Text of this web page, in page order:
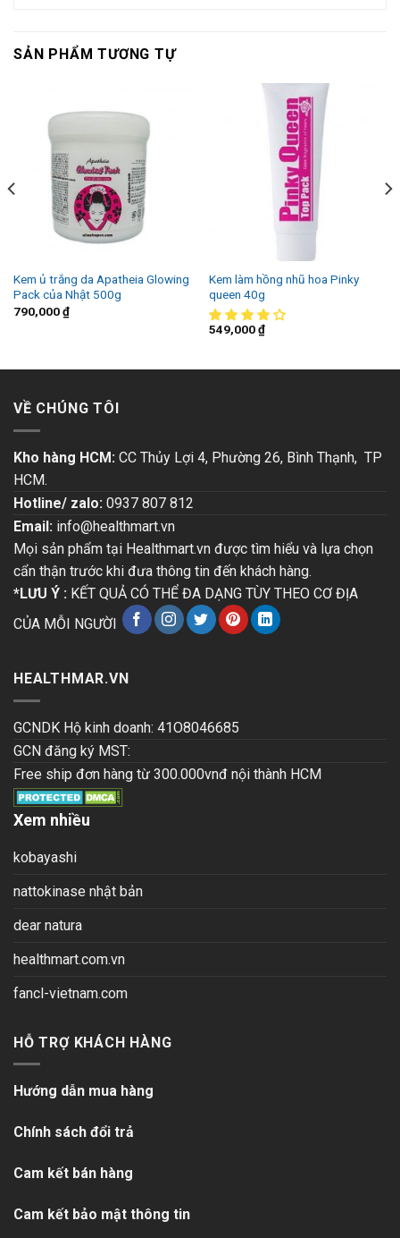
SẢN PHẨM TƯƠNG TỰ
Kem ủ trắng da Apatheia Glowing
Pack của Nhật 500g
790,000₫
Kem làm hồng nhũ hoa Pinky
queen 40g
549,000₫
VỀ CHÚNG TÔI
Kho hàng HCM: CC Thủy Lợi 4, Phường 26, Bình Thạnh, TP
HCM.
Hotline/ zalo: 0937 807 812
Email: info@healthmart.vn
Mọi sản phẩm tại Healthmart.vn được tìm hiểu và lựa chọn
cẩn thận trước khi đưa thông tin đến khách hàng.
*LƯU Ý : KẾT QUẢ CÓ THỂ ĐA DẠNG TÙY THEO CƠ ĐỊA
CỦA MỖI NGƯỜI
HEALTHMAR.VN
GCNDK Hộ kinh doanh: 41O8046685
GCN đăng ký MST:
Free ship đơn hàng từ 300.000vnđ nội thành HCM
Xem nhiều
kobayashi
nattokinase nhật bản
dear natura
healthmart.com.vn
fancl-vietnam.com
HỖ TRỢ KHÁCH HÀNG
Hướng dẫn mua hàng
Chính sách đổi trả
Cam kết bán hàng
Cam kết bảo mật thông tin